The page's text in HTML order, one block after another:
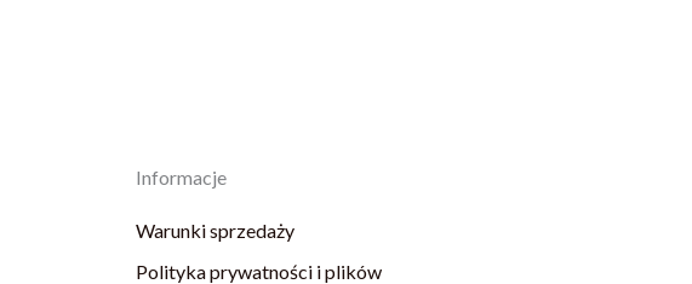
Informacje
Warunki sprzedaży
Polityka prywatności i plików